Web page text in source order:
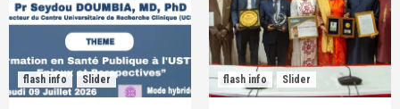
flash info Slider flash info Slider